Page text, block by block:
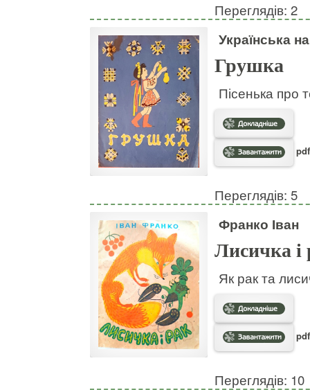
Переглядів: 2
Українська
Грушка
Пісенька про
Переглядів: 5
Франко Іван
Лисичка і
Як рак та
Переглядів: 10